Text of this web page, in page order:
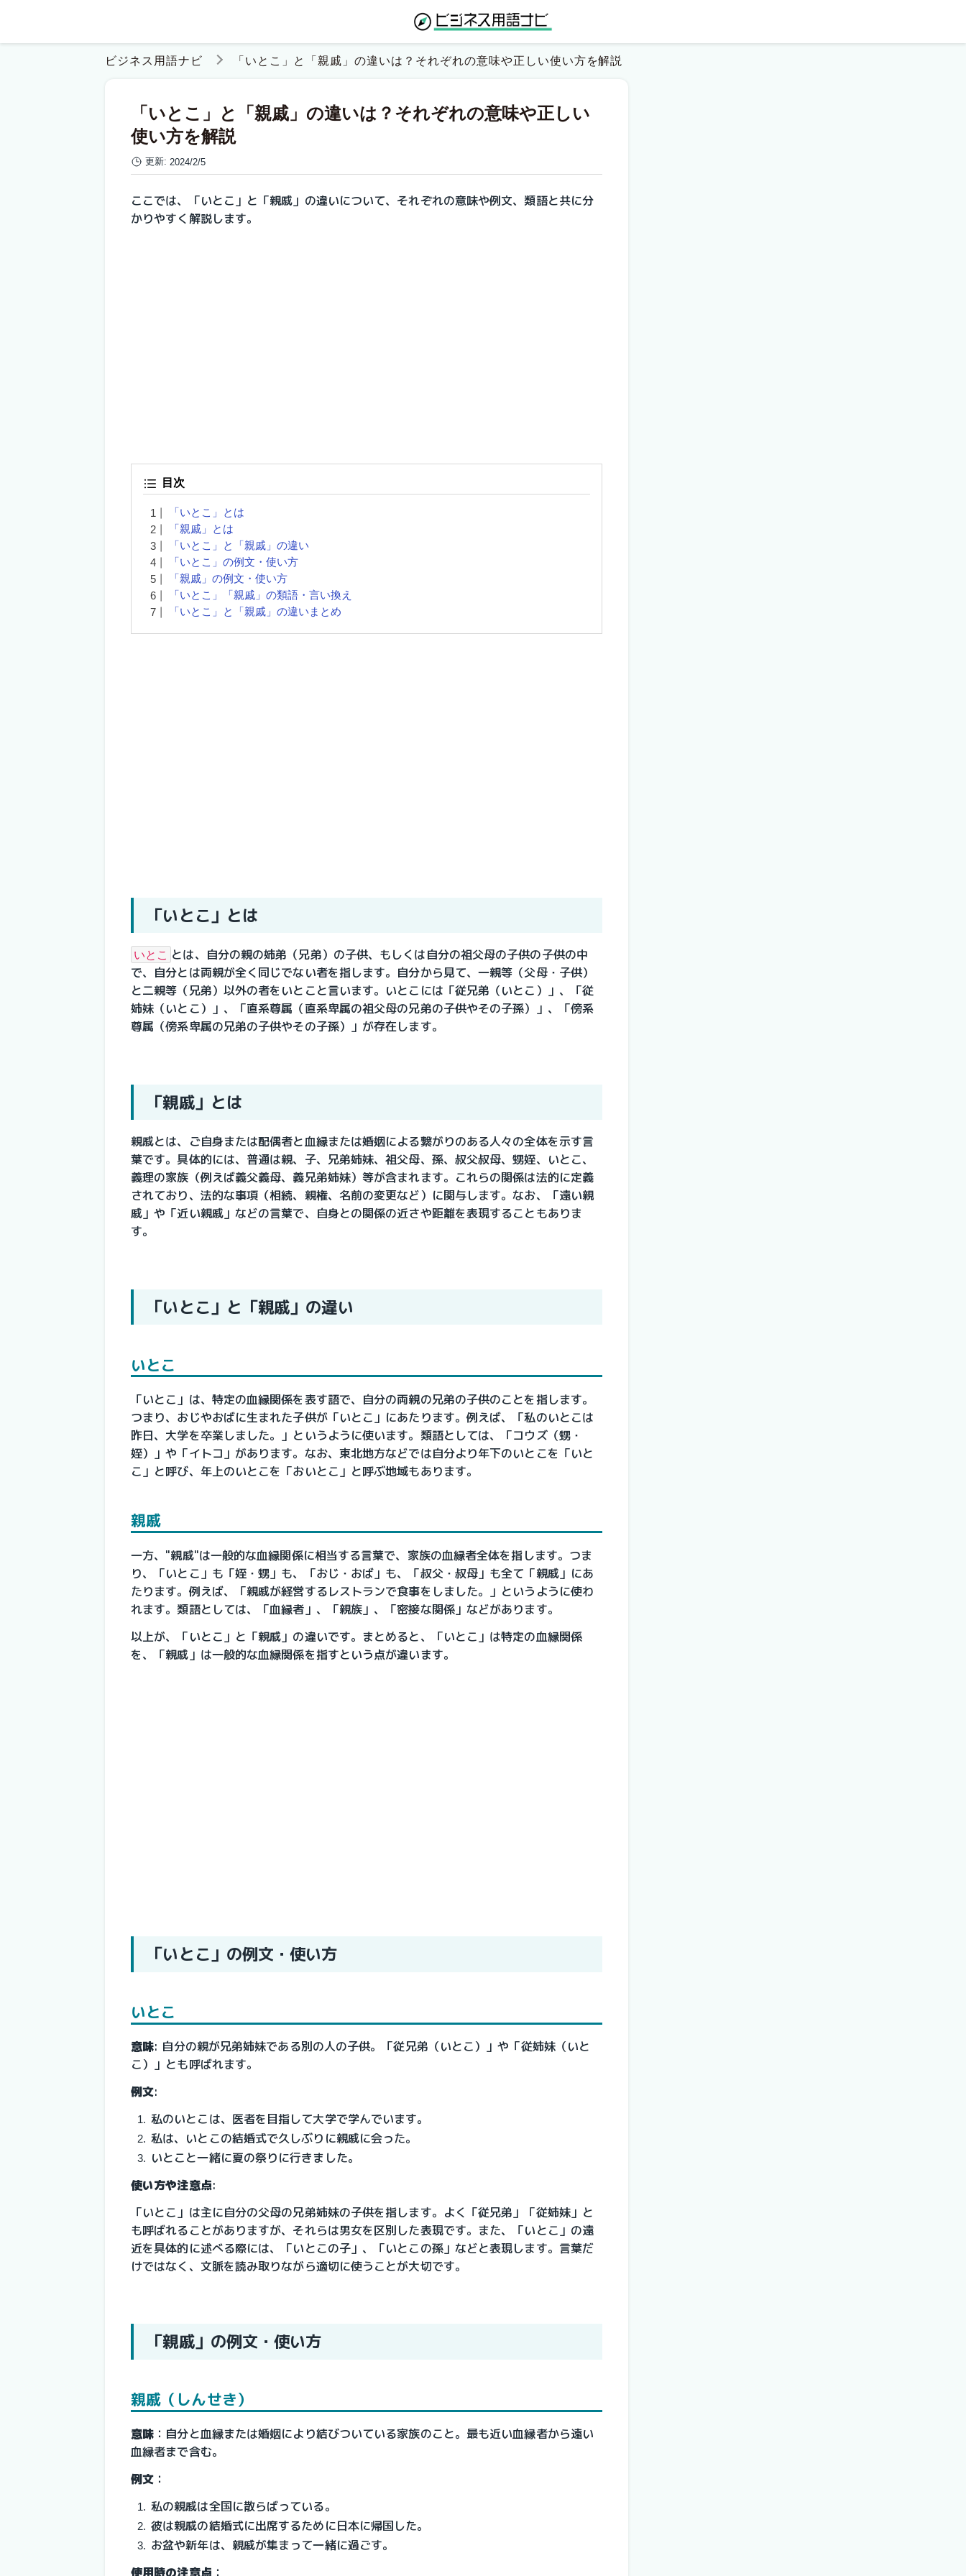
ビジネス用語ナビ 「いとこ」と「親戚」の違いは？それぞれの意味や正しい使い方を解説
「いとこ」と「親戚」の違いは？それぞれの意味や正しい
使い方を解説
更新: 2024/2/5
ここでは、「いとこ」と「親戚」の違いについて、それぞれの意味や例文、類語と共に分
かりやすく解説します。
目次
「いとこ」とは
「親戚」とは
「いとこ」と「親戚」の違い
「いとこ」の例文・使い方
「親戚」の例文・使い方
「いとこ」「親戚」の類語・言い換え
「いとこ」と「親戚」の違いまとめ
「いとこ」とは
いとこ とは、自分の親の姉弟（兄弟）の子供、もしくは自分の祖父母の子供の子供の中
で、自分とは両親が全く同じでない者を指します。自分から見て、一親等（父母・子供）
と二親等（兄弟）以外の者をいとこと言います。いとこには「従兄弟（いとこ）」、「従
姉妹（いとこ）」、「直系尊属（直系卑属の祖父母の兄弟の子供やその子孫）」、「傍系
尊属（傍系卑属の兄弟の子供やその子孫）」が存在します。
「親戚」とは
親戚とは、ご自身または配偶者と血縁または婚姻による繋がりのある人々の全体を示す言
葉です。具体的には、普通は親、子、兄弟姉妹、祖父母、孫、叔父叔母、甥姪、いとこ、
義理の家族（例えば義父義母、義兄弟姉妹）等が含まれます。これらの関係は法的に定義
されており、法的な事項（相続、親権、名前の変更など）に関与します。なお、「遠い親
戚」や「近い親戚」などの言葉で、自身との関係の近さや距離を表現することもありま
す。
「いとこ」と「親戚」の違い
いとこ
「いとこ」は、特定の血縁関係を表す語で、自分の両親の兄弟の子供のことを指します。
つまり、おじやおばに生まれた子供が「いとこ」にあたります。例えば、「私のいとこは
昨日、大学を卒業しました。」というように使います。類語としては、「コウズ（甥・
姪）」や「イトコ」があります。なお、東北地方などでは自分より年下のいとこを「いと
こ」と呼び、年上のいとこを「おいとこ」と呼ぶ地域もあります。
親戚
一方、"親戚"は一般的な血縁関係に相当する言葉で、家族の血縁者全体を指します。つま
り、「いとこ」も「姪・甥」も、「おじ・おば」も、「叔父・叔母」も全て「親戚」にあ
たります。例えば、「親戚が経営するレストランで食事をしました。」というように使わ
れます。類語としては、「血縁者」、「親族」、「密接な関係」などがあります。
以上が、「いとこ」と「親戚」の違いです。まとめると、「いとこ」は特定の血縁関係
を、「親戚」は一般的な血縁関係を指すという点が違います。
「いとこ」の例文・使い方
いとこ
意味: 自分の親が兄弟姉妹である別の人の子供。「従兄弟（いとこ）」や「従姉妹（いと
こ）」とも呼ばれます。
例文:
私のいとこは、医者を目指して大学で学んでいます。
私は、いとこの結婚式で久しぶりに親戚に会った。
いとこと一緒に夏の祭りに行きました。
使い方や注意点:
「いとこ」は主に自分の父母の兄弟姉妹の子供を指します。よく「従兄弟」「従姉妹」と
も呼ばれることがありますが、それらは男女を区別した表現です。また、「いとこ」の遠
近を具体的に述べる際には、「いとこの子」、「いとこの孫」などと表現します。言葉だ
けではなく、文脈を読み取りながら適切に使うことが大切です。
「親戚」の例文・使い方
親戚（しんせき）
意味 ：自分と血縁または婚姻により結びついている家族のこと。最も近い血縁者から遠い
血縁者まで含む。
例文 ：
私の親戚は全国に散らばっている。
彼は親戚の結婚式に出席するために日本に帰国した。
お盆や新年は、親戚が集まって一緒に過ごす。
使用時の注意点 ：